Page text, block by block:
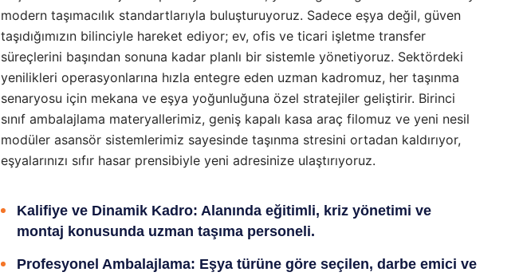
modern taşımacılık standartlarıyla buluşturuyoruz. Sadece eşya değil, güven
taşıdığımızın bilinciyle hareket ediyor; ev, ofis ve ticari işletme transfer
süreçlerini başından sonuna kadar planlı bir sistemle yönetiyoruz. Sektördeki
yenilikleri operasyonlarına hızla entegre eden uzman kadromuz, her taşınma
senaryosu için mekana ve eşya yoğunluğuna özel stratejiler geliştirir. Birinci
sınıf ambalajlama materyallerimiz, geniş kapalı kasa araç filomuz ve yeni nesil
modüler asansör sistemlerimiz sayesinde taşınma stresini ortadan kaldırıyor,
eşyalarınızı sıfır hasar prensibiyle yeni adresinize ulaştırıyoruz.
Kalifiye ve Dinamik Kadro: Alanında eğitimli, kriz yönetimi ve
montaj konusunda uzman taşıma personeli.
Profesyonel Ambalajlama: Eşya türüne göre seçilen, darbe emici ve